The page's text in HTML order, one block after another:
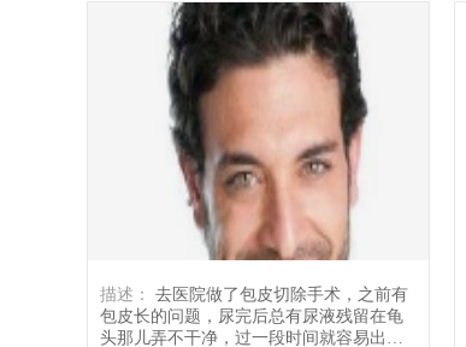
描述：
包皮长的问题，尿完后总有尿液残留在龟
头那儿弄不干净，过一段时间就容易出现